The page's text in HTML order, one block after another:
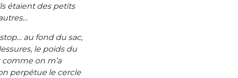
étaient des petits
au fond du sac,
le poids du
comme on m’a
perpétue le cercle